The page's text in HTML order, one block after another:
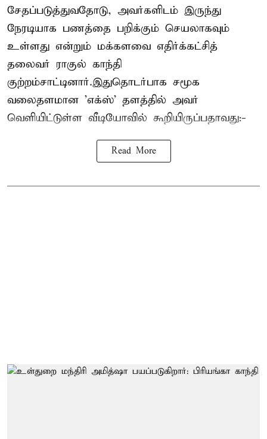
சேதப்படுத்துவதோடு, அவர்களிடம் இருந்து
நேரடியாக பணத்தை பறிக்கும் செயலாகவும்
உள்ளது என்றும் மக்களவை எதிர்க்கட்சித்
தலைவர் ராகுல் காந்தி
குற்றம்சாட்டினார்.இதுதொடர்பாக சமூக
வலைதளமான 'எக்ஸ்' தளத்தில் அவர்
வெளியிட்டுள்ள வீடியோவில் கூறியிருப்பதாவது:-
Read More